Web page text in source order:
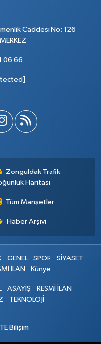
Caddesi No: 126
06 66
Zonguldak Trafik
Haritası
Tüm Manşetler
Haber Arşivi
GENEL SPOR
SİYASET
İLAN Künye
ASAYİŞ
RESMİ İLAN
TEKNOLOJİ
TE Bilişim